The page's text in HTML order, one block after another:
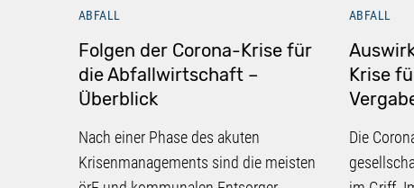
ABFALL
Folgen der Corona-Krise für
die Abfallwirtschaft –
Überblick
Nach einer Phase des akuten
Krisenmanagements sind die meisten
ABFALL
Krise
Die